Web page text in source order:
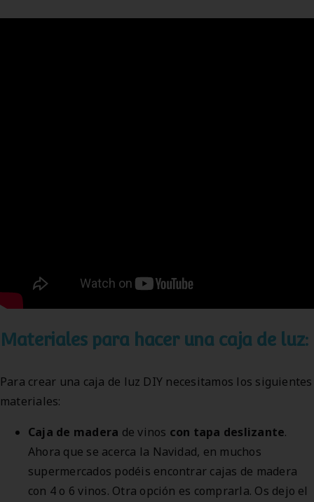
Materiales para hacer una caja de luz:
Para crear una caja de luz DIY necesitamos los siguientes
materiales:
Caja de madera de vinos con tapa deslizante.
Ahora que se acerca la Navidad, en muchos
supermercados podéis encontrar cajas de madera
con 4 o 6 vinos. Otra opción es comprarla. Os dejo el